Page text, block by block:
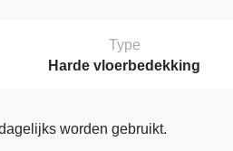
Type
Harde vloerbedekking
worden gebruikt.